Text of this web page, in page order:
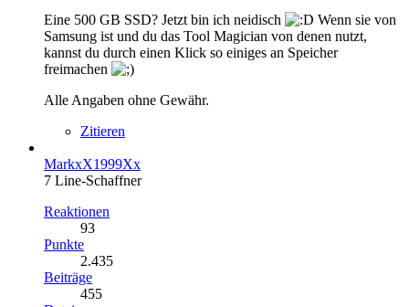
Eine 500 GB SSD? Jetzt bin ich neidisch
Wenn sie von
Samsung ist und du das Tool Magician von denen nutzt,
kannst du durch einen Klick so einiges an Speicher
freimachen
Alle Angaben ohne Gewähr.
Zitieren
MarkxX1999Xx
7 Line-Schaffner
Reaktionen
93
Punkte
2.435
Beiträge
455